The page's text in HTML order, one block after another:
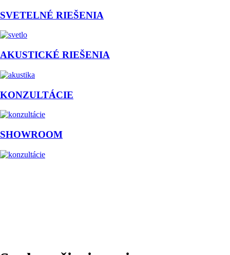
SVETELNÉ RIEŠENIA
AKUSTICKÉ RIEŠENIA
KONZULTÁCIE
SHOWROOM